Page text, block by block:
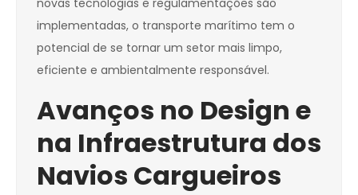
novas tecnologias e regulamentações são
implementadas, o transporte marítimo tem o
potencial de se tornar um setor mais limpo,
eficiente e ambientalmente responsável.
Avanços no Design e
na Infraestrutura dos
Navios Cargueiros